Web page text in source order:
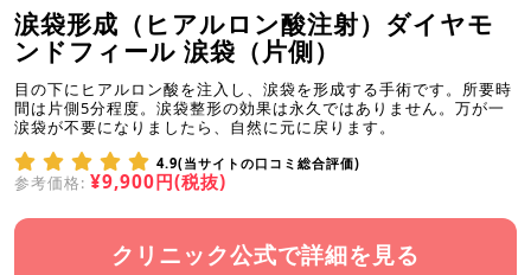
涙袋形成（ヒアルロン酸注射）ダイヤモ
ンドフィール 涙袋（片側）
目の下にヒアルロン酸を注入し、涙袋を形成する手術です。所要時
間は片側5分程度。涙袋整形の効果は永久ではありません。万が一
涙袋が不要になりましたら、自然に元に戻ります。
4.9(当サイトの口コミ総合評価)
参考価格: ¥9,900円(税抜)
クリニック公式で詳細を見る